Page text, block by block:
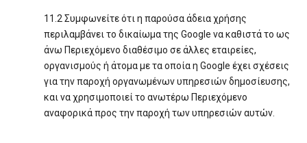
11.2 Συμφωνείτε ότι η παρούσα άδεια χρήσης
περιλαμβάνει το δικαίωμα της Google να καθιστά το ως
άνω Περιεχόμενο διαθέσιμο σε άλλες εταιρείες,
οργανισμούς ή άτομα με τα οποία η Google έχει σχέσεις
για την παροχή οργανωμένων υπηρεσιών δημοσίευσης,
και να χρησιμοποιεί το ανωτέρω Περιεχόμενο
αναφορικά προς την παροχή των υπηρεσιών αυτών.